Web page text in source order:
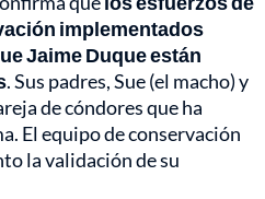
implementados
Jaime Duque están
. Sus padres, Sue (el macho) y
de cóndores que ha
El equipo de conservación
la validación de su